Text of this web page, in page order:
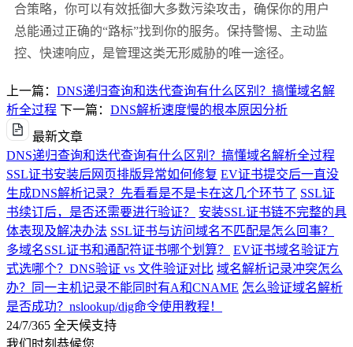
合策略，你可以有效抵御大多数污染攻击，确保你的用户
总能通过正确的“路标”找到你的服务。保持警惕、主动监
控、快速响应，是管理这类无形威胁的唯一途径。
上一篇： DNS递归查询和迭代查询有什么区别？搞懂域名解
析全过程 下一篇： DNS解析速度慢的根本原因分析
最新文章
DNS递归查询和迭代查询有什么区别？搞懂域名解析全过程
SSL证书安装后网页排版异常如何修复 EV证书提交后一直没
生成DNS解析记录？先看看是不是卡在这几个环节了 SSL证
书续订后，是否还需要进行验证？
安装SSL证书链不完整的具
体表现及解决办法 SSL证书与访问域名不匹配是怎么回事？
多域名SSL证书和通配符证书哪个划算？
EV证书域名验证方
式选哪个？DNS验证 vs 文件验证对比 域名解析记录冲突怎么
办？同一主机记录不能同时有A和CNAME 怎么验证域名解析
是否成功？nslookup/dig命令使用教程！
24/7/365 全天候支持